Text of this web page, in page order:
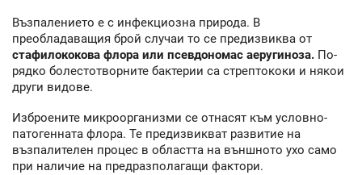
Възпалението е с инфекциозна природа. В
преобладаващия брой случаи то се предизвиква от
стафилококова флора или псевдономас аеругиноза. По-
рядко болестотворните бактерии са стрептококи и някои
други видове.
Изброените микроорганизми се отнасят към условно-
патогенната флора. Те предизвикват развитие на
възпалителен процес в областта на външното ухо само
при наличие на предразполагащи фактори.